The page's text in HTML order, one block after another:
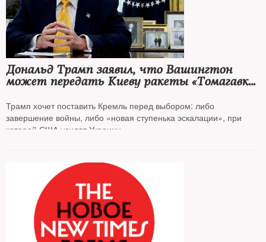
Дональд Трамп заявил, что Вашингтон
может передать Киеву ракеты «Томагавк»,
с Путиным
Трамп хочет поставить Кремль перед выбором: либо
завершение войны, либо «новая ступенька эскалации», при
которой США усилят Украину